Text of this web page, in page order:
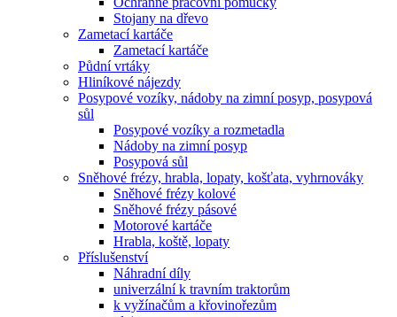
Stojany na dřevo
Zametací kartáče
Zametací kartáče
Půdní vrtáky
Hliníkové nájezdy
Posypové vozíky, nádoby na zimní posyp, posypová
sůl
Posypové vozíky a rozmetadla
Nádoby na zimní posyp
Posypová sůl
Sněhové frézy, hrabla, lopaty, košťata, vyhrnováky
Sněhové frézy kolové
Sněhové frézy pásové
Motorové kartáče
Hrabla, koště, lopaty
Příslušenství
Náhradní díly
univerzální k travním traktorům
k vyžínačům a křovinořezům